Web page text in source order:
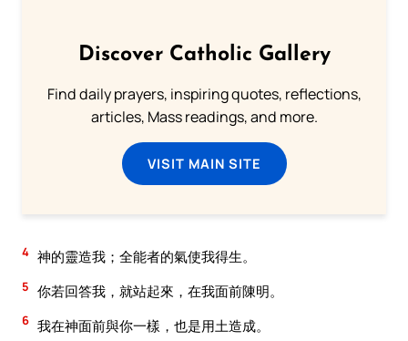
Discover Catholic Gallery
Find daily prayers, inspiring quotes, reflections,
articles, Mass readings, and more.
VISIT MAIN SITE
4 神的靈造我；全能者的氣使我得生。
5 你若回答我，就站起來，在我面前陳明。
6 我在神面前與你一樣，也是用土造成。